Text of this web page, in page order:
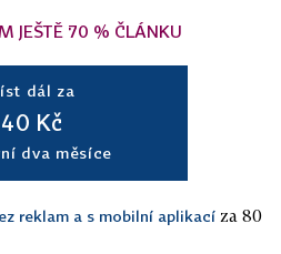
JEŠTĚ 70 % ČLÁNKU
dál za
40 Kč
dva měsíce
reklam a s mobilní aplikací za 80